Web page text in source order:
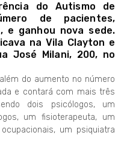
do Autismo de
de pacientes,
e ganhou nova sede.
na Vila Clayton e
José Milani, 200, no
do aumento no número
e contará com mais três
dois psicólogos, um
um fisioterapeuta, um
um psiquiatra